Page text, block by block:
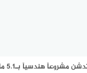
هندسياً بـ5.1 مليار دولار